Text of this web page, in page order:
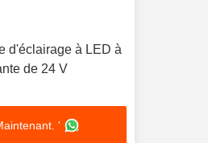
d'éclairage à LED à
de 24 V
'